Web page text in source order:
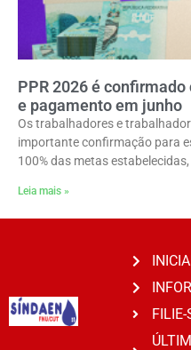
PPR 2026 é
e pagamento em junho
Os trabalhadores e
importante confirmação para
100% das metas
Leia mais »
FILIE-